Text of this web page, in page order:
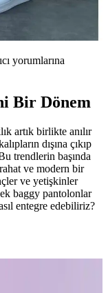
yorumlarına
Bir Dönem
artık birlikte anılır
dışına çıkıp
trendlerin başında
ve modern bir
ve yetişkinler
baggy pantolonlar
entegre edebiliriz?